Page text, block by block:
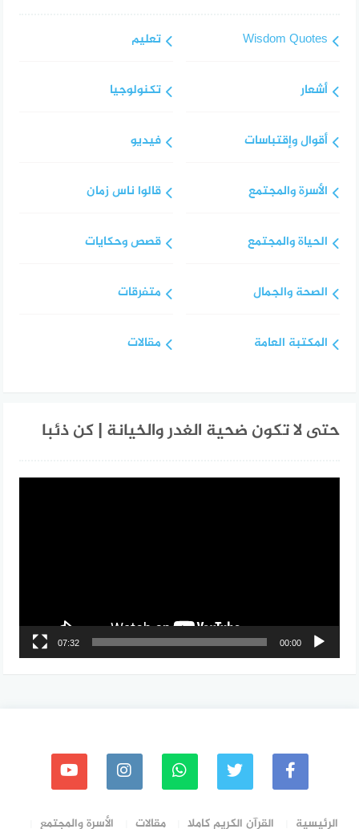
Wisdom Quotes
أشعار
أقوال وإقتباسات
الأسرة والمجتمع
الحياة والمجتمع
الصحة والجمال
المكتبة العامة
تعليم
تكنولوجيا
فيديو
قالوا ناس زمان
قصص وحكايات
متفرقات
مقالات
حتى لا تكون ضحية الغدر والخيانة | كن ذئبا
00:00
07:32
الرئيسية القرآن الكريم كاملا مقالات الأسرة والمجتمع